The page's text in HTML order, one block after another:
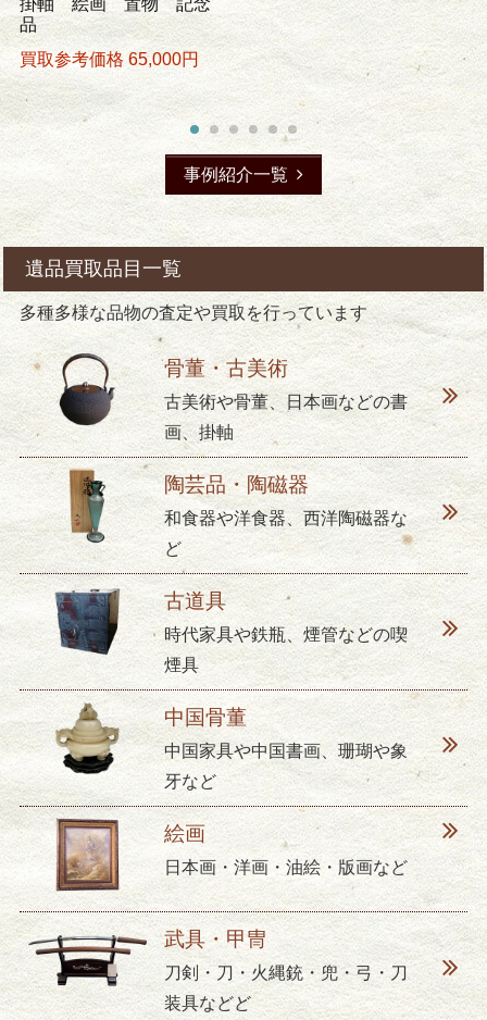
掛軸 絵画 置物 記念
品
買取参考価格 65,000円
事例紹介一覧
遺品買取品目一覧
多種多様な品物の査定や買取を行っています
骨董・古美術
古美術や骨董、日本画などの書
画、掛軸
陶芸品・陶磁器
和食器や洋食器、西洋陶磁器な
ど
古道具
時代家具や鉄瓶、煙管などの喫
煙具
中国骨董
中国家具や中国書画、珊瑚や象
牙など
絵画
日本画・洋画・油絵・版画など
武具・甲冑
刀剣・刀・火縄銃・兜・弓・刀
装具などど